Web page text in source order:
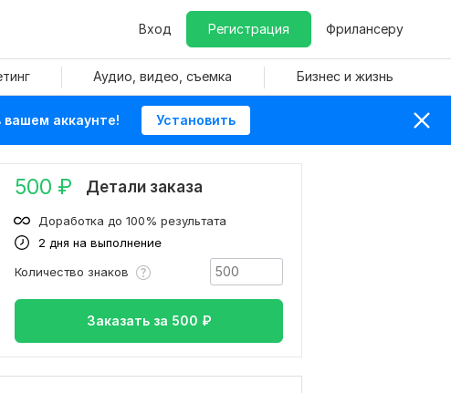
Вход Регистрация Фрилансеру
Аудио, видео, съемка Бизнес и жизнь
аккаунте! Установить
500 ₽ Детали заказа
2 дня на выполнение
Доработка до 100% результата
Количество знаков
Заказать за 500 ₽